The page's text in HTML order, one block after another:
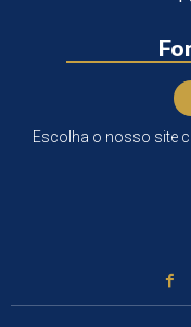
Escolha o nosso site